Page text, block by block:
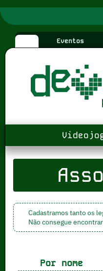
Eventos
Cadastramos tanto os
Não consegue
Por nome